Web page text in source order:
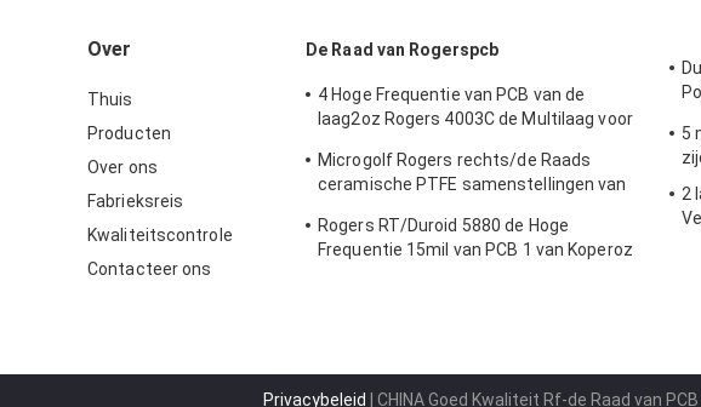
Over
Thuis
Producten
Over ons
Fabrieksreis
Kwaliteitscontrole
Contacteer ons
De Raad van Rogerspcb
4 Hoge Frequentie van PCB van de
laag2oz Rogers 4003C de Multilaag voor
Microgolf Rogers rechts/de Raads
ceramische PTFE samenstellingen van
Rogers RT/Duroid 5880 de Hoge
Frequentie 15mil van PCB 1 van Koperoz
5
2
Privacybeleid | CHINA Goed Kwaliteit Rf-de Raad van